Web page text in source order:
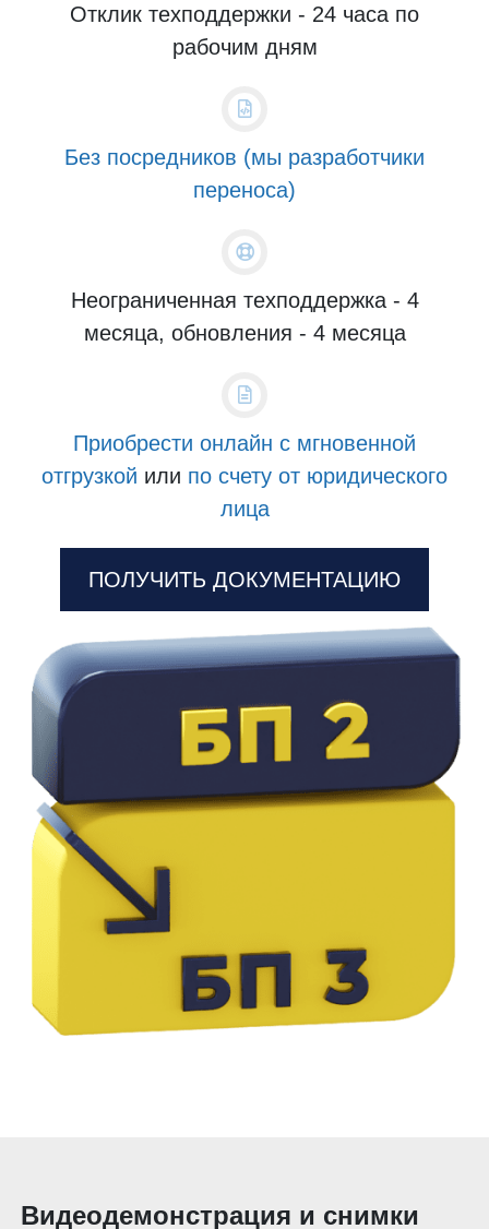
Отклик техподдержки - 24 часа по
рабочим дням
Без посредников (мы разработчики
переноса)
Неограниченная техподдержка - 4
месяца, обновления - 4 месяца
Приобрести онлайн с мгновенной
отгрузкой или по счету от юридического
лица
ПОЛУЧИТЬ ДОКУМЕНТАЦИЮ
Видеодемонстрация и снимки